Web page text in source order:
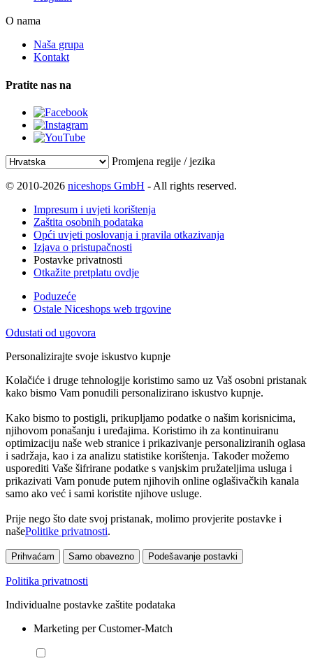
O nama
Naša grupa
Kontakt
Pratite nas na
Promjena regije / jezika
© 2010-2026 niceshops GmbH - All rights reserved.
Impresum i uvjeti korištenja
Zaštita osobnih podataka
Opći uvjeti poslovanja i pravila otkazivanja
Izjava o pristupačnosti
Postavke privatnosti
Otkažite pretplatu ovdje
Poduzeće
Ostale Niceshops web trgovine
Odustati od ugovora
Personalizirajte svoje iskustvo kupnje
Kolačiće i druge tehnologije koristimo samo uz Vaš osobni pristanak
kako bismo Vam ponudili personalizirano iskustvo kupnje.
Kako bismo to postigli, prikupljamo podatke o našim korisnicima,
njihovom ponašanju i uređajima. Koristimo ih za kontinuiranu
optimizaciju naše web stranice i prikazivanje personaliziranih oglasa
i sadržaja, kao i za analizu statistike korištenja. Također možemo
usporediti Vaše šifrirane podatke s vanjskim pružateljima usluga i
prikazivati Vam ponude putem njihovih online oglašivačkih kanala
samo ako već i sami koristite njihove usluge.
Prije nego što date svoj pristanak, molimo provjerite postavke i
našePolitike privatnosti.
Prihvaćam Samo obavezno Podešavanje postavki
Politika privatnosti
Individualne postavke zaštite podataka
Marketing per Customer-Match